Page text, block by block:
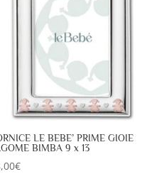
LE BEBE’ PRIME GIOIE
BIMBA 9 x 13
€